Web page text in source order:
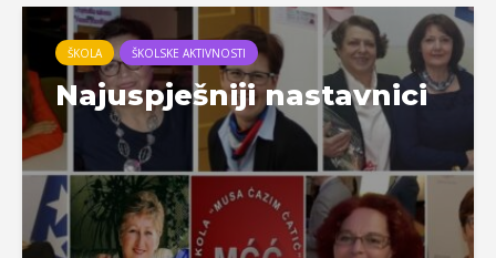
ŠKOLA ŠKOLSKE AKTIVNOSTI
Najuspješniji nastavnici